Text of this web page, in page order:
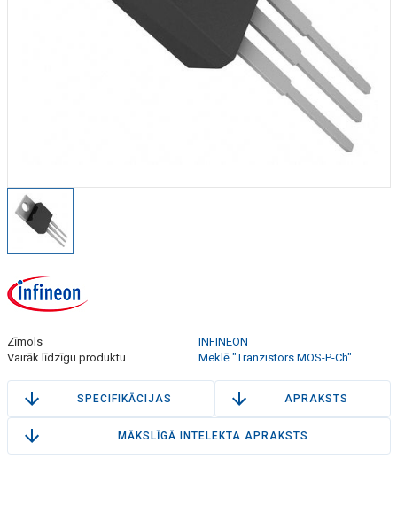
Zīmols
INFINEON
Vairāk līdzīgu produktu
Meklē "Tranzistors MOS-P-Ch"
SPECIFIKĀCIJAS APRAKSTS
MĀKSLĪGĀ INTELEKTA APRAKSTS